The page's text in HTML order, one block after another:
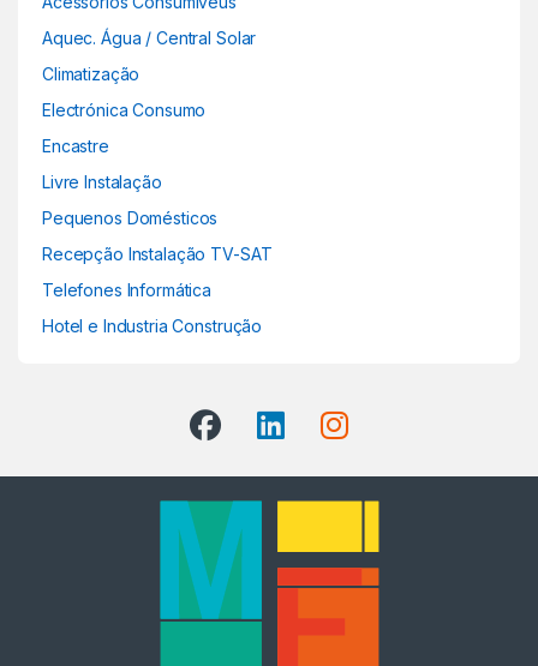
Aquec. Água / Central Solar
Climatização
Electrónica Consumo
Encastre
Livre Instalação
Pequenos Domésticos
Recepção Instalação TV-SAT
Telefones Informática
Hotel e Industria Construção